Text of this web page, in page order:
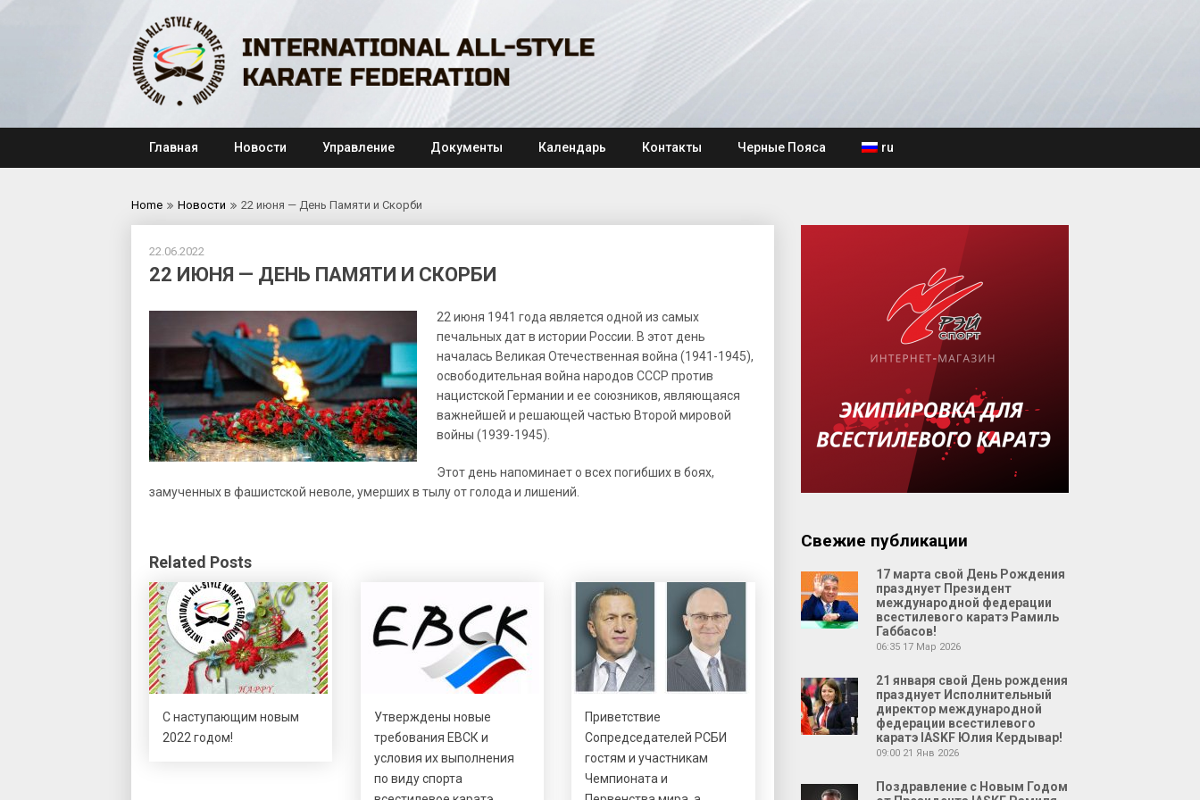
Главная Новости Управление Документы Календарь Контакты Черные Пояса ru
Home Новости 22 июня — День Памяти и Скорби
22.06.2022
22 ИЮНЯ — ДЕНЬ ПАМЯТИ И СКОРБИ
22 июня 1941 года является одной из самых
печальных дат в истории России. В этот день
началась Великая Отечественная война (1941-1945),
освободительная война народов СССР против
нацистской Германии и ее союзников, являющаяся
важнейшей и решающей частью Второй мировой
войны (1939-1945).
Этот день напоминает о всех погибших в боях,
замученных в фашистской неволе, умерших в тылу от голода и лишений.
Related Posts
С наступающим новым
2022 годом!
Утверждены новые
требования ЕВСК и
условия их выполнения
по виду спорта
Приветствие
Сопредседателей РСБИ
гостям и участникам
Чемпионата и
Свежие публикации
17 марта свой День Рождения
празднует Президент
международной федерации
всестилевого каратэ Рамиль
Габбасов!
06:35 17 Мар 2026
21 января свой День рождения
празднует Исполнительный
директор международной
федерации всестилевого
каратэ IASKF Юлия Кердывар!
09:00 21 Янв 2026
Поздравление с Новым Годом